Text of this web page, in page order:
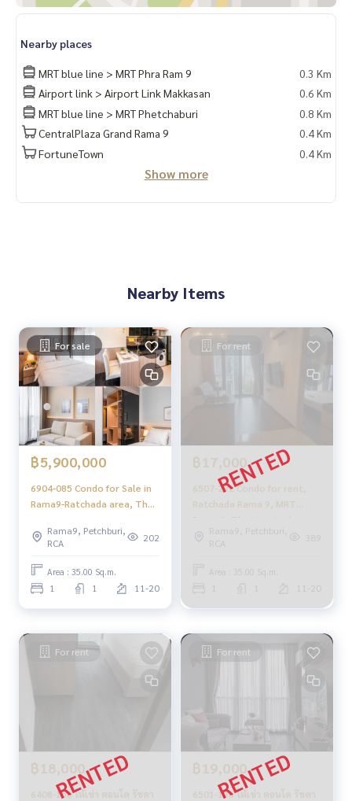
รับฝากซื้อ ขาย เช่า ที่ดิน บ้าน ทาวเฮ้าส์ ทาวโฮม คอนโด อพาร์ทเม
ะบบเครือข่าย และใช้เทคโนโลยีล่าสุดในการทำการตลาดเพื่อหาลู
กค้าได้อย่างรวดเร็ว
Nearby places
MRT blue line > MRT Phra Ram 9
0.3 Km
Airport link > Airport Link Makkasan
0.6 Km
MRT blue line > MRT Phetchaburi
0.8 Km
CentralPlaza Grand Rama 9
0.4 Km
FortuneTown
0.4 Km
Show more
Nearby Items
For sale
฿5,900,000
6904-085 Condo for Sale in
Rama9-Ratchada area, The
Rama9Rama9, Petchburi,
RCA
202
Area : 35.00 Sq.m.
1 1 11-20
For rent
฿17,000
6507-292 Condo for rent,
Ratchada Rama 9, MRT
Rama 9, The Line Asoke -
Ratchada, 1 bedroom.
Rama9, Petchburi,
RCA
389
Area : 35.00 Sq.m.
11-20
For rent
฿18,000
6408-158 ให้เช่า คอนโด รัชดา
For rent
฿19,000
6501-198 ให้เช่า คอนโด รัชดา